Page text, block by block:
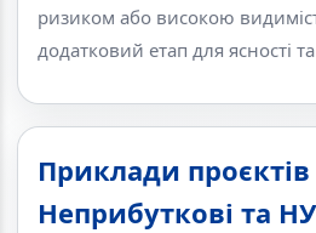
ризиком або високою
додатковий етап для ясності
Приклади проєктів
Неприбуткові та